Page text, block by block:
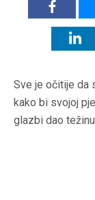
Sve je očitije da
kako bi svojoj
glazbi dao